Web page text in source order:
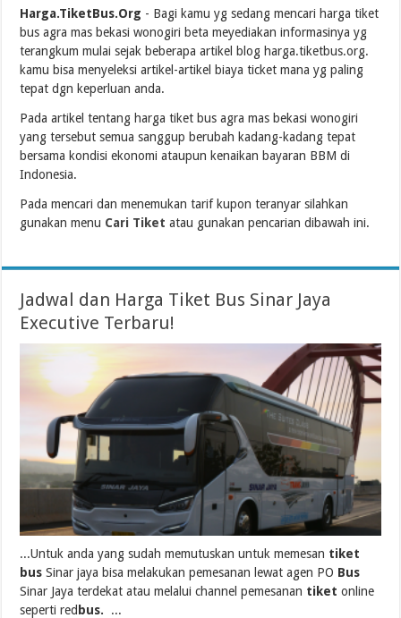
Harga.TiketBus.Org - Bagi kamu yg sedang mencari harga tiket
bus agra mas bekasi wonogiri beta meyediakan informasinya yg
terangkum mulai sejak beberapa artikel blog harga.tiketbus.org.
kamu bisa menyeleksi artikel-artikel biaya ticket mana yg paling
tepat dgn keperluan anda.
Pada artikel tentang harga tiket bus agra mas bekasi wonogiri
yang tersebut semua sanggup berubah kadang-kadang tepat
bersama kondisi ekonomi ataupun kenaikan bayaran BBM di
Indonesia.
Pada mencari dan menemukan tarif kupon teranyar silahkan
gunakan menu Cari Tiket atau gunakan pencarian dibawah ini.
Jadwal dan Harga Tiket Bus Sinar Jaya
Executive Terbaru!
...Untuk anda yang sudah memutuskan untuk memesan tiket
bus Sinar jaya bisa melakukan pemesanan lewat agen PO Bus
Sinar Jaya terdekat atau melalui channel pemesanan tiket online
seperti red bus. ...